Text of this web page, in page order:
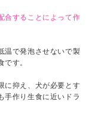
合することによって作
温で発泡させないで製
す。
に抑え、犬が必要とす
手作り生食に近いドラ